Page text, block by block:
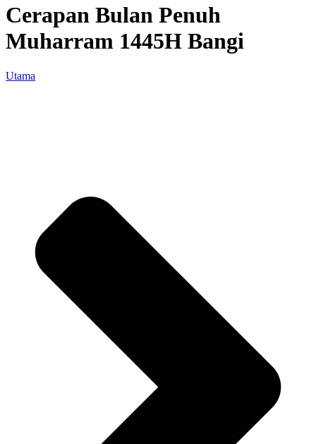
Cerapan Bulan Penuh
Muharram 1445H Bangi
Utama